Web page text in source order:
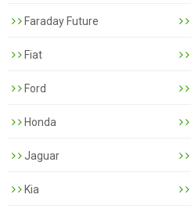
Faraday Future
Fiat
Ford
Honda
Jaguar
Kia